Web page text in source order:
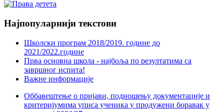
Најпопуларнији текстови
Школски програм 2018/2019. године дo
2021/2022.године
Прва основна школа - најбоља по резултатима са
завршног испита!
Важне информације
Оббавештење о пријави, подношењу документације и
критеријумима уписа ученика у продужени боравак у